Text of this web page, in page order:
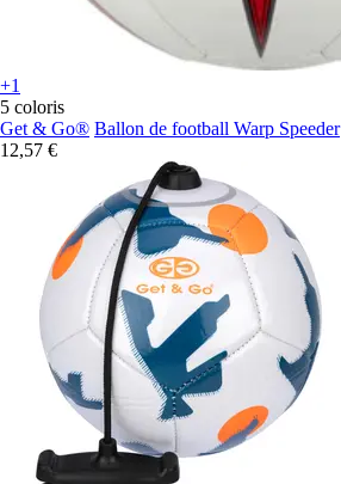
+1
5 coloris
Get & Go® Ballon de football Warp Speeder
12,57 €